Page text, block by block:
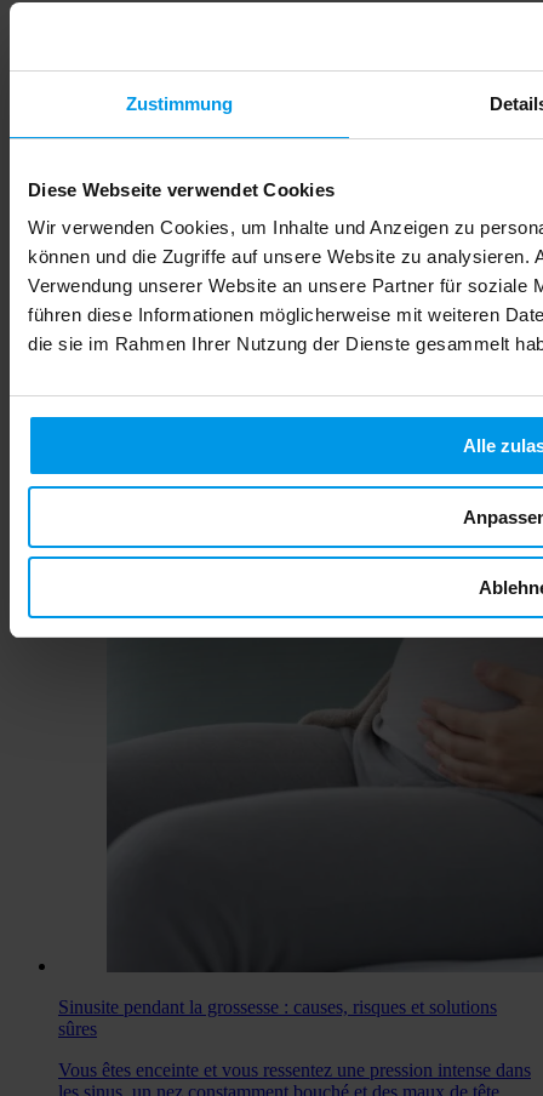
Zustimmung
Diese Webseite verwendet Cookies
Wir verwenden Cookies, um Inhalte und Anzeigen zu
können und die Zugriffe auf unsere Website zu analysieren.
Verwendung unserer Website an unsere Partner für soziale
führen diese Informationen möglicherweise mit weiteren
die sie im Rahmen Ihrer Nutzung der Dienste gesammelt
Alle
Sinusite pendant la grossesse : causes, risques et solutions
sûres
Vous êtes enceinte et vous ressentez une pression intense dans
les sinus, un nez constamment bouché et des maux de tête